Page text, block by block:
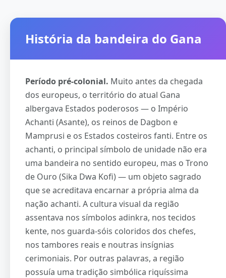
História da bandeira do Gana
Período pré-colonial. Muito antes da chegada
dos europeus, o território do atual Gana
albergava Estados poderosos — o Império
Achanti (Asante), os reinos de Dagbon e
Mamprusi e os Estados costeiros fanti. Entre os
achanti, o principal símbolo de unidade não era
uma bandeira no sentido europeu, mas o Trono
de Ouro (Sika Dwa Kofi) — um objeto sagrado
que se acreditava encarnar a própria alma da
nação achanti. A cultura visual da região
assentava nos símbolos adinkra, nos tecidos
kente, nos guarda-sóis coloridos dos chefes,
nos tambores reais e noutras insígnias
cerimoniais. Por outras palavras, a região
possuía uma tradição simbólica riquíssima